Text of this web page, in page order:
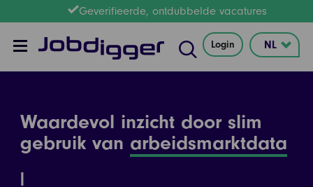
Geverifieerde, ontdubbelde vacatures
Login
Waardevol inzicht door slim
gebruik van arbeidsmarktdata